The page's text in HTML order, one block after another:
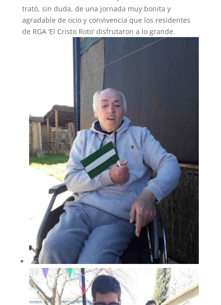
trató, sin duda, de una jornada muy bonita y
agradable de ocio y convivencia que los residentes
de RGA ‘El Cristo Roto’ disfrutaron a lo grande.